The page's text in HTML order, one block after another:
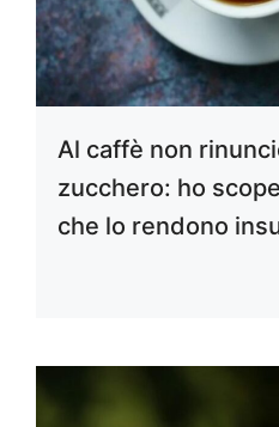
Al caffè non
zucchero: ho
che lo rendono